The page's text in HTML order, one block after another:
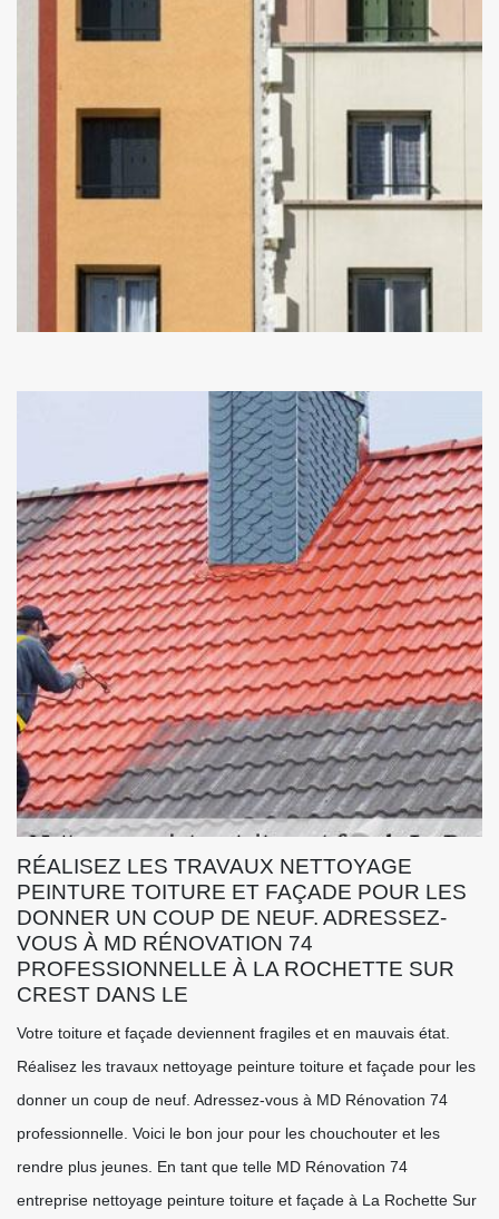
RÉALISEZ LES TRAVAUX NETTOYAGE
PEINTURE TOITURE ET FAÇADE POUR LES
DONNER UN COUP DE NEUF. ADRESSEZ-
VOUS À MD RÉNOVATION 74
PROFESSIONNELLE À LA ROCHETTE SUR
CREST DANS LE
Votre toiture et façade deviennent fragiles et en mauvais état.
Réalisez les travaux nettoyage peinture toiture et façade pour les
donner un coup de neuf. Adressez-vous à MD Rénovation 74
professionnelle. Voici le bon jour pour les chouchouter et les
rendre plus jeunes. En tant que telle MD Rénovation 74
entreprise nettoyage peinture toiture et façade à La Rochette Sur